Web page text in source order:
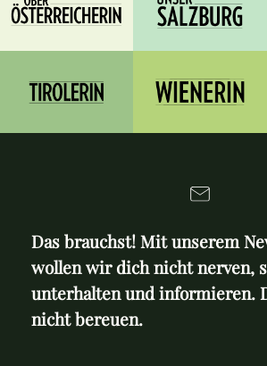
Das brauchst! Mit unserem
wollen wir dich nicht nerven,
unterhalten und informieren.
nicht bereuen.